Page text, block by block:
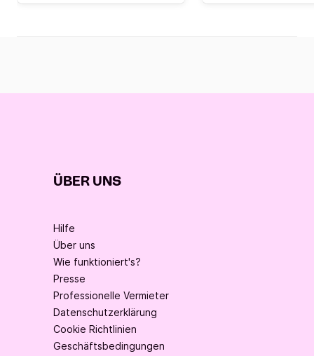
ÜBER UNS
Hilfe
Über uns
Wie funktioniert's?
Presse
Professionelle Vermieter
Datenschutzerklärung
Cookie Richtlinien
Geschäftsbedingungen